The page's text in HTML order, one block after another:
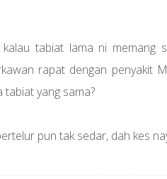
tabiat lama ni memang
rapat dengan penyakit
tabiat yang sama?
pun tak sedar, dah kes